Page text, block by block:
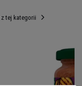
z tej kategorii